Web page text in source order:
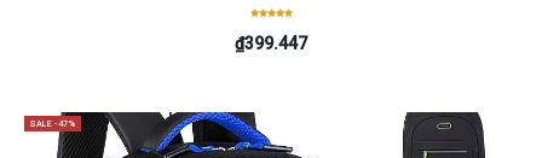
₫399.447
SALE -47%